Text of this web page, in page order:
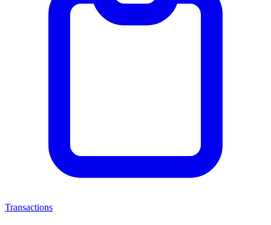
Transactions